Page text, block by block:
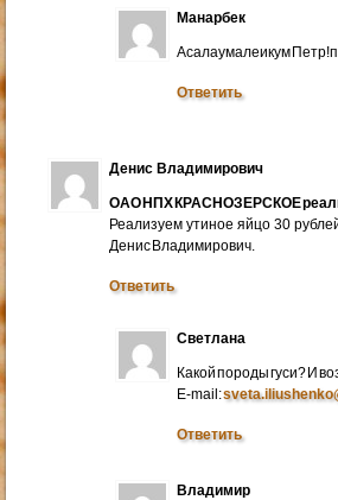
Манарбек
Асалаумалеикум
Ответить
Денис Владимирович
ОАО НПХ КРАСНОЗЕРСКОЕ
Реализуем утиное яйцо 30
Денис Владимирович.
Ответить
Светлана
Какой породы гуси? И
E-mail:
Ответить
Владимир